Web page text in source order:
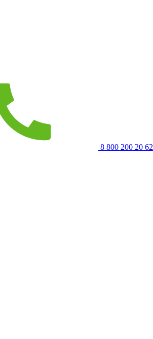
8 800 200 20 62